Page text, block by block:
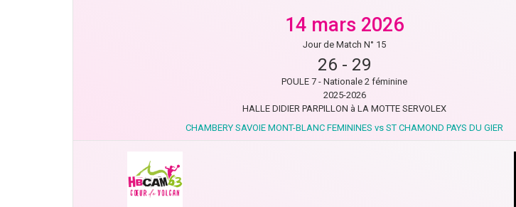
14 mars 2026
Jour de Match N° 15
26 - 29
POULE 7 - Nationale 2 féminine
2025-2026
HALLE DIDIER PARPILLON à LA MOTTE SERVOLEX
CHAMBERY SAVOIE MONT-BLANC FEMININES vs ST CHAMOND PAYS DU GIER